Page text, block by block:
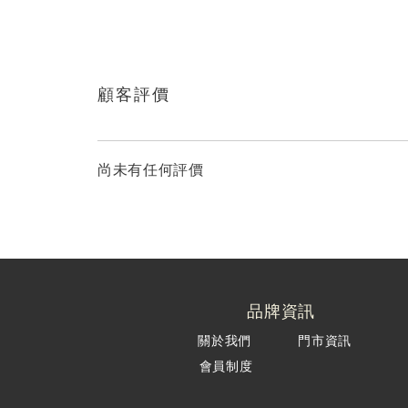
顧客評價
尚未有任何評價
品牌資訊
關於我們
門市資訊
會員制度